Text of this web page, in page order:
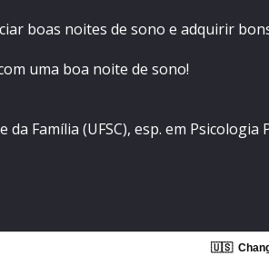
boas noites de sono e adquirir
uma boa noite de sono!
Família (UFSC), esp. em Psicologia
🇺🇸